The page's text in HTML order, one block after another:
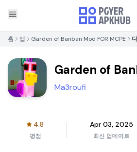
홈 앱 Garden of Banban Mod FOR MCPE
Garden of
FOR MCPE
Ma3roufi
4.8
평점
Apr 03, 2025
최신 업데이트